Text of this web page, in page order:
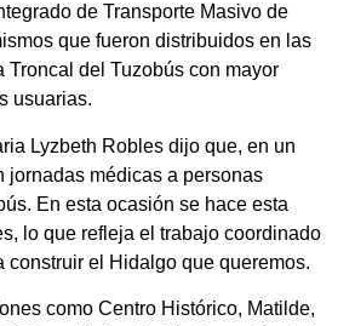
de Transporte Masivo de
que fueron distribuidos en las
Troncal del Tuzobús con mayor
usuarias.
Lyzbeth Robles dijo que, en un
jornadas médicas a personas
En esta ocasión se hace esta
lo que refleja el trabajo coordinado
construir el Hidalgo que queremos.
como Centro Histórico, Matilde,